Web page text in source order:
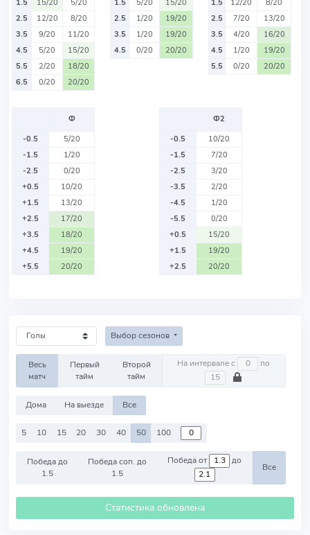
1.5
15/20
5/20
2.5
12/20
8/20
3.5
9/20
11/20
4.5
5/20
15/20
5.5
2/20
18/20
6.5
0/20 20/20
1.5
5/20
15/20
2.5
1/20
19/20
3.5
1/20
19/20
4.5
0/20 20/20
1.5
12/20
8/20
2.5
7/20
13/20
3.5
4/20
16/20
4.5
1/20
19/20
5.5
0/20 20/20
Ф
-0.5
5/20
-1.5
1/20
-2.5
0/20
+0.5
10/20
+1.5
13/20
+2.5
17/20
+3.5
18/20
+4.5
19/20
+5.5
20/20
Ф2
-0.5
10/20
-1.5
7/20
-2.5
3/20
-3.5
2/20
-4.5
1/20
-5.5
0/20
+0.5
15/20
+1.5
19/20
+2.5
20/20
Выбор сезонов
Весь
матч
Первый
тайм
Второй
тайм
На интервале с по
Дома На выезде Все
5 10 15 20 30 40 50 100
Победа до
1.5
Победа соп. до
1.5
Победа от до
Все
Статистика обновлена